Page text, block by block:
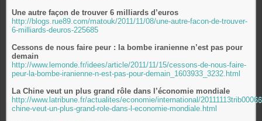
Une autre façon de trouver 6 milliards d’euros
http://blogs.rue89.com/matouk/2011/11/08/une-autre-facon-de-trouver-
6-milliards-deuros-225685
Cessons de nous faire peur : la bombe iranienne n’est pas pour
demain
http://www.lemonde.fr/idees/article/2011/11/15/cessons-de-nous-faire-
peur-la-bombe-iranienne-n-est-pas-pour-demain_1603933_3232.html
La Chine veut un plus grand rôle dans l’économie mondiale
http://www.latribune.fr/actualites/economie/international/
chine-veut-un-plus-grand-role-dans-l-economie-mondiale.html